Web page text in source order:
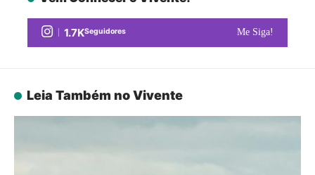
1.7KSeguidores Me Siga!
Leia Também no Vivente